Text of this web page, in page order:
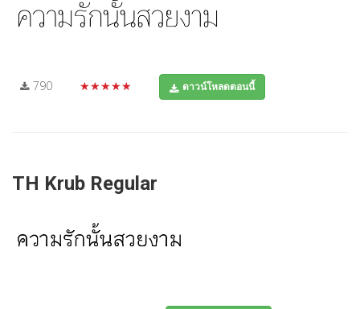
790 ★★★★★ ดาวน์โหลดตอนนี้
TH Krub Regular